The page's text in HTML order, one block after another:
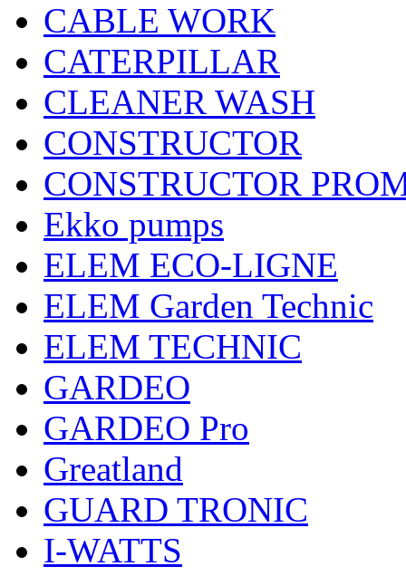
CABLE WORK
CATERPILLAR
CLEANER WASH
CONSTRUCTOR
CONSTRUCTOR
Ekko pumps
ELEM ECO-LIGNE
ELEM Garden Technic
ELEM TECHNIC
GARDEO
GARDEO Pro
Greatland
GUARD TRONIC
I-WATTS